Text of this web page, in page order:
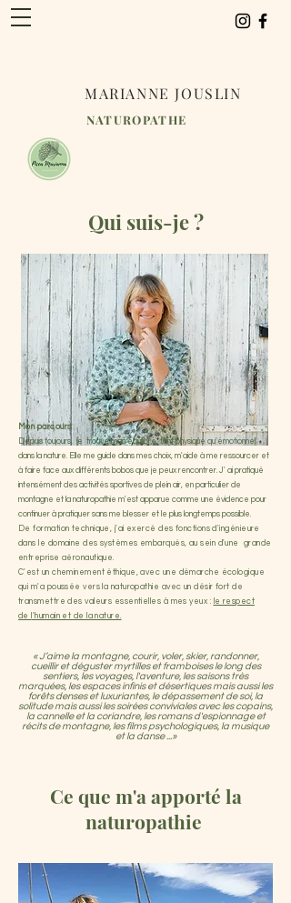
NATUROPATHE
MARIANNE JOUSLIN
Qui suis-je ?
Mon parcours:
Depuis toujours, je trouve mon équilibre, tant physique qu'émotionnel
dans la nature. Elle me guide dans mes choix, m'aide à me ressourcer et
à faire face aux différents bobos que je peux rencontrer. J' ai pratiqué
intensément des activités sportives de plein air, en particulier de
montagne et la naturopathie m'est apparue comme une évidence pour
continuer à pratiquer sans me blesser et le plus longtemps possible.
De formation technique, j'ai exercé des fonctions d'ingénieure
dans le domaine des systèmes embarqués, au sein d'une grande
entreprise aéronautique.
C'est un cheminement éthique, avec une démarche écologique
qui m'a poussée vers la naturopathie avec un désir fort de
transmettre des valeurs essentielles à mes yeux : le respect
de
l'humain et de la nature.
« J’aime la montagne, courir, voler, skier, randonner,
cueillir et déguster myrtilles et framboises le long des
sentiers, les voyages, l'aventure, les saisons très
marquées, les espaces infinis et désertiques mais aussi les
forêts denses et luxuriantes, le dépassement de soi, la
solitude mais aussi les soirées conviviales avec les copains,
la cannelle et la coriandre, les romans d'espionnage et
récits de montagne, les films psychologiques, la musique
et la danse ...»
Ce que m'a apporté la
naturopathie